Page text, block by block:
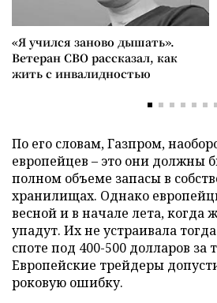
«Я учился заново дышать».
Ветеран СВО рассказал, как
жить с инвалидностью
По его словам, Газпром,
европейцев – это они должны
полном объеме запасы в
хранилищах. Однако
весной и в начале лета, когда
упадут. Их не устраивала
споте под 400-500 долларов за
Европейские трейдеры
роковую ошибку.